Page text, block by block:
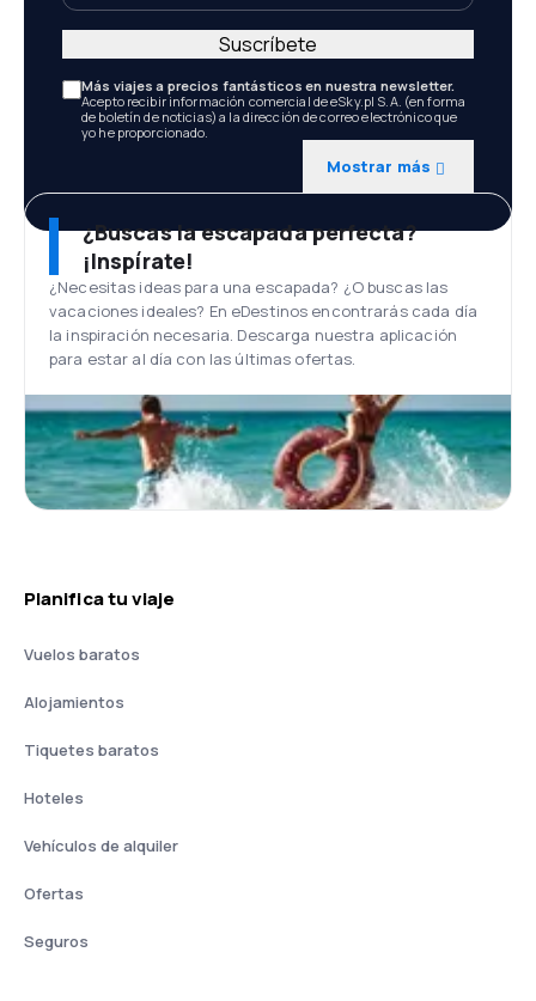
Más viajes a precios fantásticos en nuestra newsletter.
Acepto recibir información comercial de eSky.pl S.A. (en forma
de boletín de noticias) a la dirección de correo electrónico que
yo he proporcionado.
Mostrar más
Suscríbete
¿Buscas la escapada perfecta?
¡Inspírate!
¿Necesitas ideas para una escapada? ¿O buscas las
vacaciones ideales? En eDestinos encontrarás cada día
la inspiración necesaria. Descarga nuestra aplicación
para estar al día con las últimas ofertas.
Planifica tu viaje
Vuelos baratos
Alojamientos
Tiquetes baratos
Hoteles
Vehículos de alquiler
Ofertas
Seguros